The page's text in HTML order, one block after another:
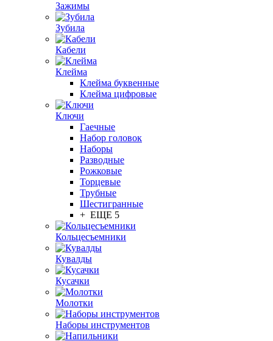
Зажимы
Зубила
Кабели
Клейма
Клейма буквенные
Клейма цифровые
Ключи
Гаечные
Набор головок
Наборы
Разводные
Рожковые
Торцевые
Трубные
Шестигранные
+ ЕЩЕ 5
Кольцесъемники
Кувалды
Кусачки
Молотки
Наборы инструментов